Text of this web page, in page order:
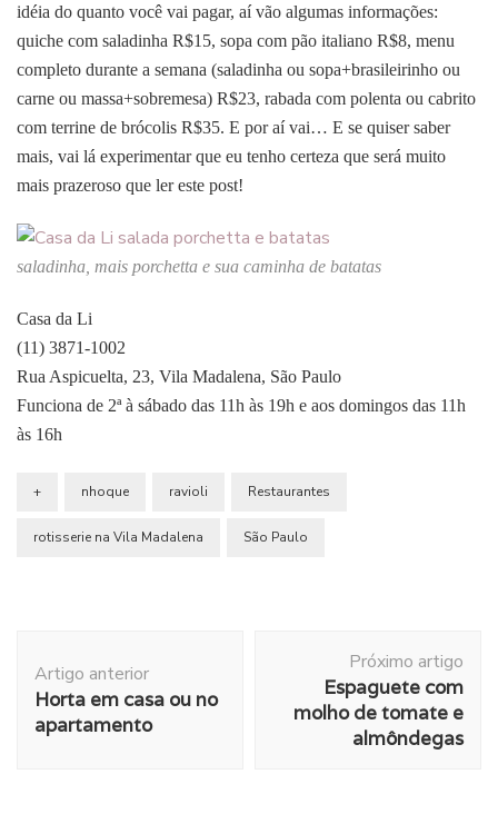
idéia do quanto você vai pagar, aí vão algumas informações:
quiche com saladinha R$15, sopa com pão italiano R$8, menu
completo durante a semana (saladinha ou sopa+brasileirinho ou
carne ou massa+sobremesa) R$23, rabada com polenta ou cabrito
com terrine de brócolis R$35. E por aí vai… E se quiser saber
mais, vai lá experimentar que eu tenho certeza que será muito
mais prazeroso que ler este post!
saladinha, mais porchetta e sua caminha de batatas
Casa da Li
(11) 3871-1002
Rua Aspicuelta, 23, Vila Madalena, São Paulo
Funciona de 2ª à sábado das 11h às 19h e aos domingos das 11h
às 16h
+ nhoque ravioli Restaurantes
rotisserie na Vila Madalena São Paulo
de
post
Artigo anterior
Horta em casa ou no
apartamento
Próximo artigo
Espaguete com
molho de tomate e
almôndegas